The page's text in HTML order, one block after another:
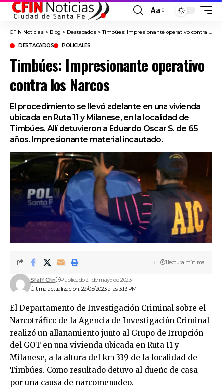
Font
Aa
CFIN Noticias > Blog > Destacados >Timbúes: Impresionante operativo contra los Narcos
DESTACADOS POLICIALES
Timbúes: Impresionante operativo
contra los Narcos
El procedimiento se llevó adelante en una vivienda
ubicada en Ruta 11 y Milanese, en la localidad de
Timbúes. Allí detuvieron a Eduardo Oscar S. de 65
años. Impresionante material incautado.
Última actualización: 22/05/2023 a las 3:13 PM
Sfaff Cfin Publicado 21 de mayo de 2023
1 lectura mínima
El Departamento de Investigación Criminal sobre el
Narcotráfico de la Agencia de Investigación Criminal
realizó un allanamiento junto al Grupo de Irrupción
del GOT en una vivienda ubicada en Ruta 11 y
Milanese, a la altura del km 339 de la localidad de
Timbúes. Como resultado detuvo al dueño de casa
por una causa de narcomenudeo.